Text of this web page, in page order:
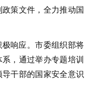
策文件，全力推动国
响应。市委组织部将
，通过举办专题培训
干部的国家安全意识